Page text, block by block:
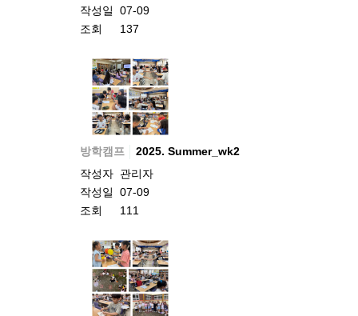
작성일
07-09
조회
137
방학캠프
2025. Summer_wk2
작성자 관리자
작성일
07-09
조회
111